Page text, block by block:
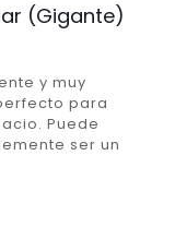
(Gigante)
y muy
para
Puede
ser un